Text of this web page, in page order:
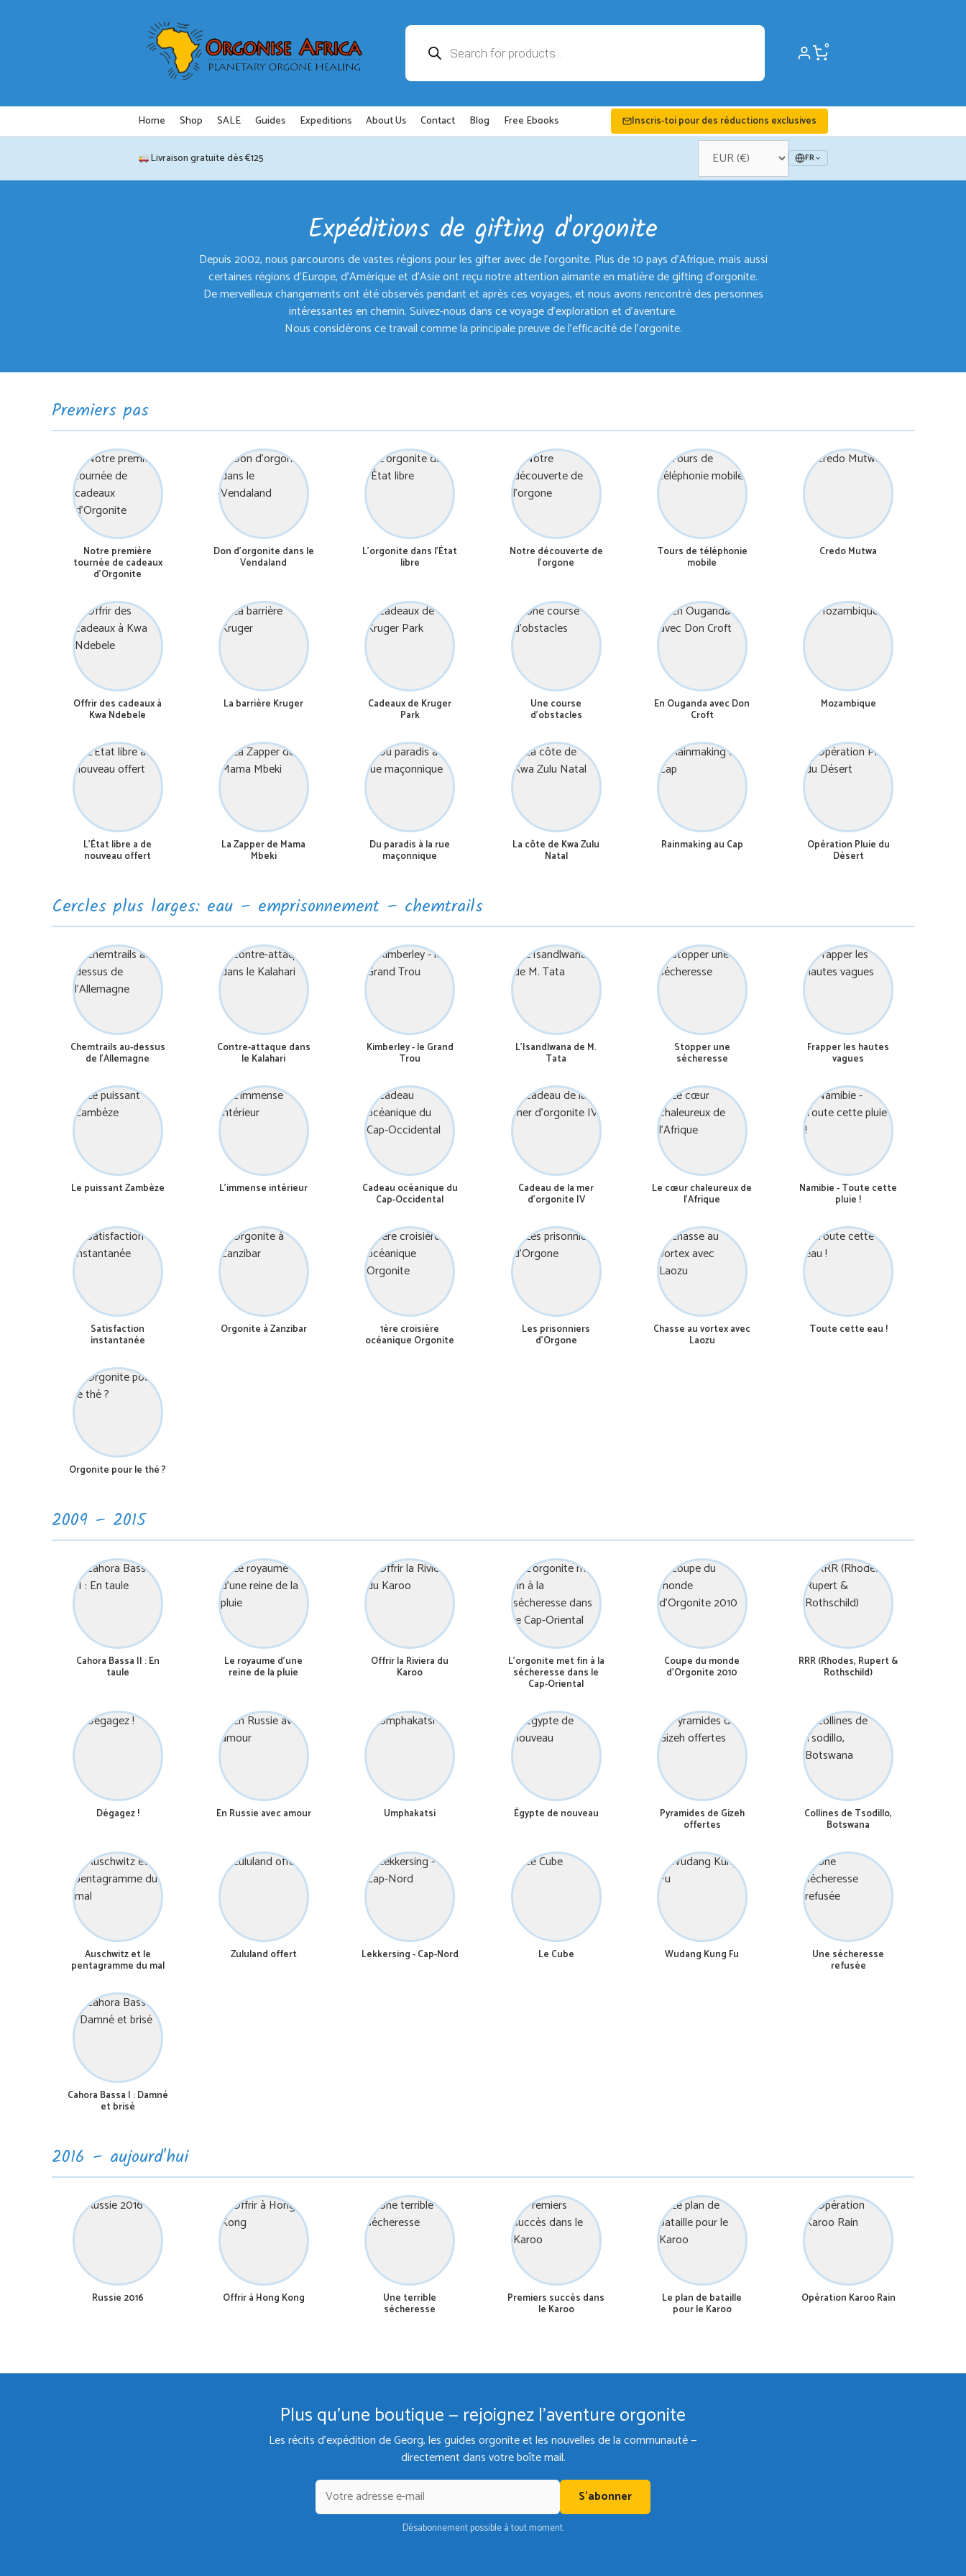
produits
0
Home Shop SALE Guides Expeditions About Us Contact Blog Free Ebooks Inscris-toi pour des réductions exclusives
Livraison gratuite dès €125 FR
Expéditions de gifting d'orgonite
Depuis 2002, nous parcourons de vastes régions pour les gifter avec de l'orgonite. Plus de 10 pays d'Afrique, mais aussi
certaines régions d'Europe, d'Amérique et d'Asie ont reçu notre attention aimante en matière de gifting d'orgonite.
De merveilleux changements ont été observés pendant et après ces voyages, et nous avons rencontré des personnes
intéressantes en chemin. Suivez-nous dans ce voyage d'exploration et d'aventure.
Nous considérons ce travail comme la principale preuve de l'efficacité de l'orgonite.
Premiers pas
Notre première
tournée de cadeaux
d’Orgonite
Don d’orgonite dans le
Vendaland
L’orgonite dans l’État
libre
Notre découverte de
l’orgone
Tours de téléphonie
mobile
Credo Mutwa
Offrir des cadeaux à
Kwa Ndebele
La barrière Kruger Cadeaux de Kruger
Park
Une course
d’obstacles
En Ouganda avec Don
Croft
Mozambique
L’État libre a de
nouveau offert
La Zapper de Mama
Mbeki
Du paradis à la rue
maçonnique
La côte de Kwa Zulu
Natal
Rainmaking au Cap Opération Pluie du
Désert
Cercles plus larges: eau – emprisonnement – chemtrails
Chemtrails au-dessus
de l’Allemagne
Contre-attaque dans
le Kalahari
Kimberley - le Grand
Trou
L’Isandlwana de M.
Tata
Stopper une
sécheresse
Frapper les hautes
vagues
Le puissant Zambèze L’immense intérieur Cadeau océanique du
Cap-Occidental
Cadeau de la mer
d’orgonite IV
Le cœur chaleureux de
l’Afrique
Namibie - Toute cette
pluie !
Satisfaction
instantanée
Orgonite à Zanzibar 1ère croisière
océanique Orgonite
Les prisonniers
d’Orgone
Chasse au vortex avec
Laozu
Toute cette eau !
Orgonite pour le thé ?
2009 – 2015
Cahora Bassa II : En
taule
Le royaume d’une
reine de la pluie
Offrir la Riviera du
Karoo
L’orgonite met fin à la
sécheresse dans le
Cap-Oriental
Coupe du monde
d’Orgonite 2010
RRR (Rhodes, Rupert &
Rothschild)
Dégagez ! En Russie avec amour Umphakatsi Égypte de nouveau Pyramides de Gizeh
offertes
Collines de Tsodillo,
Botswana
Auschwitz et le
pentagramme du mal
Zululand offert Lekkersing - Cap-Nord Le Cube Wudang Kung Fu Une sécheresse
refusée
Cahora Bassa I : Damné
et brisé
2016 – aujourd'hui
Russie 2016 Offrir à Hong Kong Une terrible
sécheresse
Premiers succès dans
le Karoo
Le plan de bataille
pour le Karoo
Opération Karoo Rain
Plus qu'une boutique — rejoignez l'aventure orgonite
Les récits d'expédition de Georg, les guides orgonite et les nouvelles de la communauté —
directement dans votre boîte mail.
S'abonner
Désabonnement possible à tout moment.